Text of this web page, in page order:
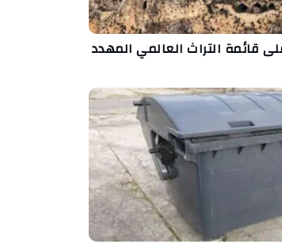
قائمة التراث العالمي المهدد